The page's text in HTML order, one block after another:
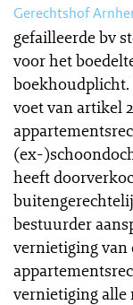
Gerechtshof
gefailleerde bv
voor het
boekhoudplicht.
voet van artikel
(ex-
heeft
bestuurder
vernietiging van
vernietiging alle